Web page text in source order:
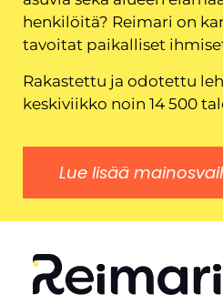
henkilöitä? Reimari on
tavoitat paikalliset
Rakastettu ja odotettu
keskiviikko noin 14 500
Lue lisää